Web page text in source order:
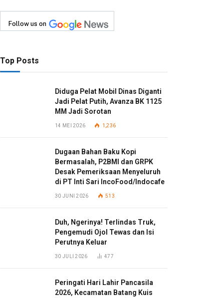
Follow us on
Top Posts
Diduga Pelat Mobil Dinas Diganti
Jadi Pelat Putih, Avanza BK 1125
MM Jadi Sorotan
14 MEI 2026 1,236
Dugaan Bahan Baku Kopi
Bermasalah, P2BMI dan GRPK
Desak Pemeriksaan Menyeluruh
di PT Inti Sari IncoFood/Indocafe
30 JUNI 2026 513
Duh, Ngerinya! Terlindas Truk,
Pengemudi Ojol Tewas dan Isi
Perutnya Keluar
30 JULI 2026 477
Peringati Hari Lahir Pancasila
2026, Kecamatan Batang Kuis